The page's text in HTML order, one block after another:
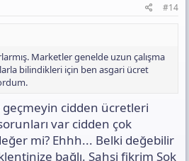
#14
Marketler genelde uzun çalışma
bilindikleri için ben asgari ücret
cidden ücretleri
var cidden çok
mi? Ehhh... Belki değebilir
bağlı. Şahsi fikrim Şok